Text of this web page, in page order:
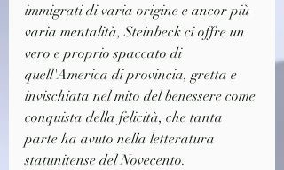
immigrati di varia origine e ancor più
varia mentalità, Steinbeck ci offre un
vero e proprio spaccato di
quell'America di provincia, gretta e
invischiata nel mito del benessere come
conquista della felicità, che tanta
parte ha avuto nella letteratura
statunitense del Novecento.